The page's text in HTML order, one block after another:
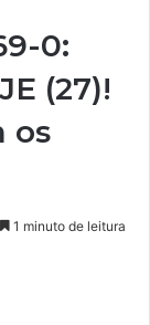
0:
(27)!
os
1 minuto de leitura